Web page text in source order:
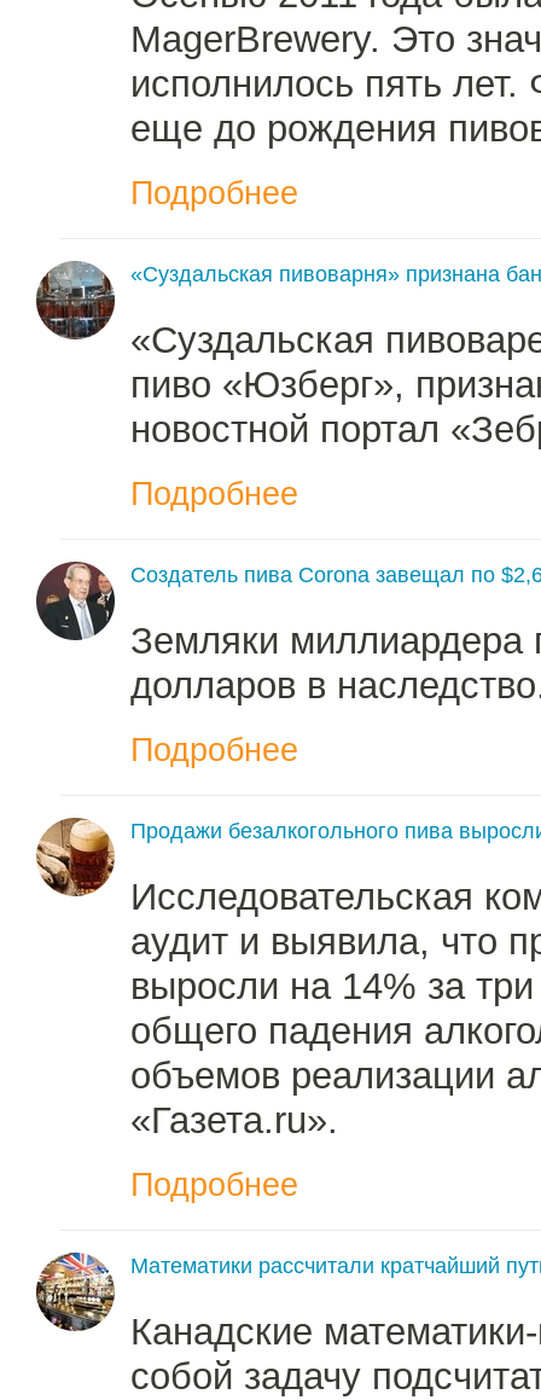
MagerBrewery. Это
исполнилось пять
еще до рождения
Подробнее
«Суздальская пивоварня» признана
«Суздальская
пиво «Юзберг»,
новостной портал
Подробнее
Создатель пива Corona завещал по
Земляки миллиардера
долларов в
Подробнее
Продажи безалкогольного пива
Исследовательская
аудит и выявила, что
выросли на 14% за
общего падения
объемов реализации
«Газета.ru».
Подробнее
Математики рассчитали кратчайший
Канадские
собой задачу